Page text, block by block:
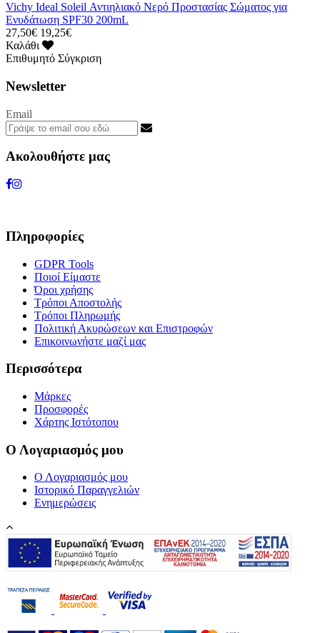
Vichy Ideal Soleil Αντιηλιακό Νερό Προστασίας Σώματος για
Ενυδάτωση SPF30 200mL
27,50€ 19,25€
Καλάθι
Επιθυμητό Σύγκριση
Newsletter
Email
Ακολουθήστε μας
Πληροφορίες
GDPR Tools
Ποιοί Είμαστε
Όροι χρήσης
Τρόποι Αποστολής
Τρόποι Πληρωμής
Πολιτική Ακυρώσεων και Επιστροφών
Επικοινωνήστε μαζί μας
Περισσότερα
Μάρκες
Προσφορές
Χάρτης Ιστότοπου
Ο Λογαριασμός μου
Ο Λογαριασμός μου
Ιστορικό Παραγγελιών
Ενημερώσεις